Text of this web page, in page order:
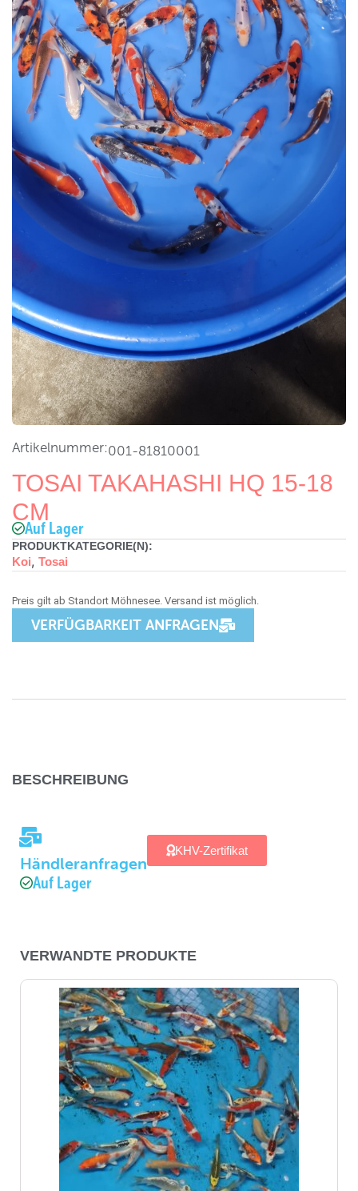
Artikelnummer:001-81810001
TOSAI TAKAHASHI HQ 15-18
CM
Auf Lager
PRODUKTKATEGORIE(N):
Koi, Tosai
VERFÜGBARKEIT ANFRAGEN
BESCHREIBUNG
Händleranfragen
KHV-Zertifikat
Auf Lager
VERWANDTE PRODUKTE